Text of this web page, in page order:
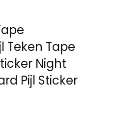
Teken Tape
Night
Pijl Sticker